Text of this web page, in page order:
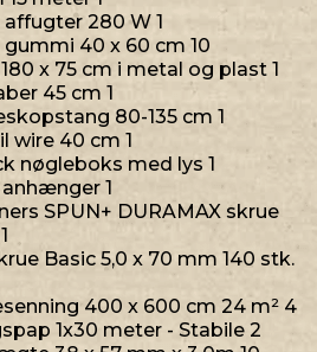
affugter 280 W 1
40 x 60 cm 10
x 75 cm i metal og plast 1
45 cm 1
80-135 cm 1
wire 40 cm 1
nøgleboks med lys 1
anhænger 1
SPUN+ DURAMAX skrue
Basic 5,0 x 70 mm 140 stk.
400 x 600 cm 24 m² 4
1x30 meter - Stabile 2